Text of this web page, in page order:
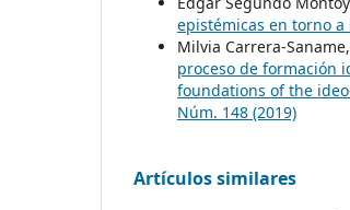
epistémicas en torno
Milvia Carrera-
proceso de formación
foundations of the
Núm. 148 (2019)
Artículos similares